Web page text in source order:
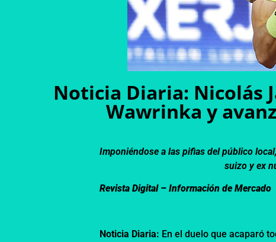
Noticia Diaria: Nicolás
Wawrinka y
Imponiéndose a las pifias del público
suizo y ex
Revista Digital – Información de Mercado
Noticia Diaria: En el duelo que acaparó